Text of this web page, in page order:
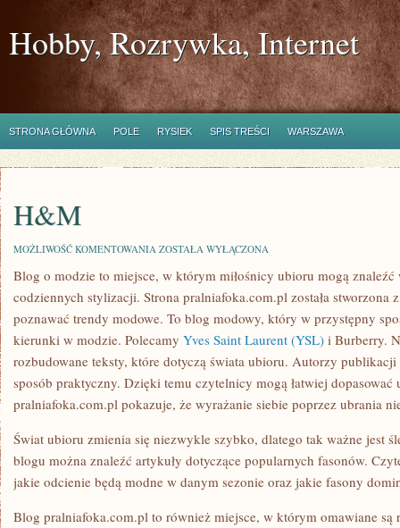
Hobby, Rozrywka, Internet
STRONA GŁÓWNA POLE RYSIEK SPIS TREŚCI WARSZAWA
H&M
MOŻLIWOŚĆ KOMENTOWANIA H&M
ZOSTAŁA WYŁĄCZONA
Blog o modzie to miejsce, w którym miłośnicy ubioru mogą
codziennych stylizacji. Strona pralniafoka.com.pl została stworzona
poznawać trendy modowe. To blog modowy, który w przystępny
kierunki w modzie. Polecamy Yves Saint Laurent (YSL) i Burberry.
rozbudowane teksty, które dotyczą świata ubioru. Autorzy publikacji
sposób praktyczny. Dzięki temu czytelnicy mogą łatwiej
pralniafoka.com.pl pokazuje, że wyrażanie siebie poprzez ubrania
Świat ubioru zmienia się niezwykle szybko, dlatego tak ważne jest
blogu można znaleźć artykuły dotyczące popularnych fasonów.
jakie odcienie będą modne w danym sezonie oraz jakie fasony
Blog pralniafoka.com.pl to również miejsce, w którym omawiane są